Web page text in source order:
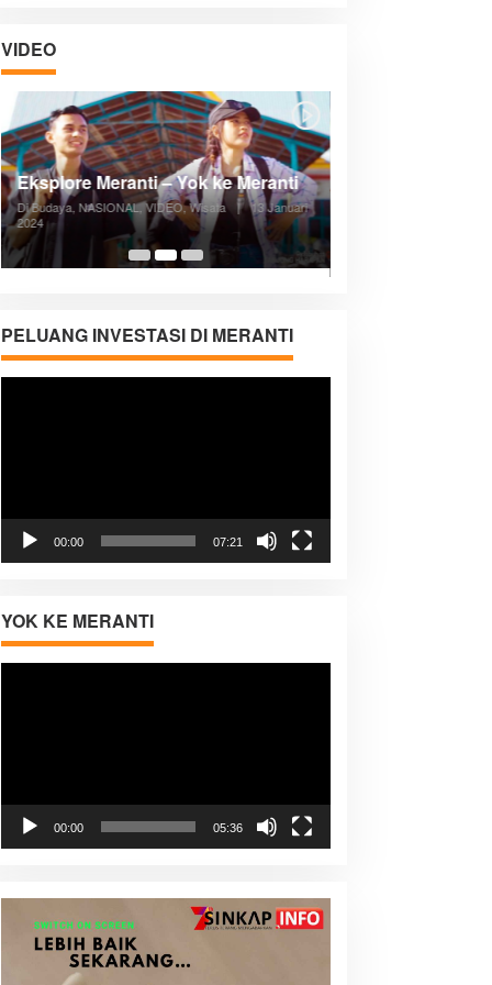
VIDEO
05:08
Posyandu Melayani Semua Siklus
Hidup
Di ADVERTORIAL, Kesehatan, VIDEO |
27
Desember 2023
PELUANG INVESTASI DI MERANTI
00:00 07:21
YOK KE MERANTI
00:00 05:36